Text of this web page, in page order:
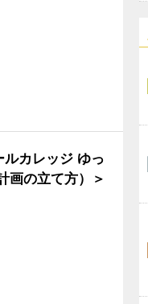
ルカレッジ ゆっ
画の立て方）＞